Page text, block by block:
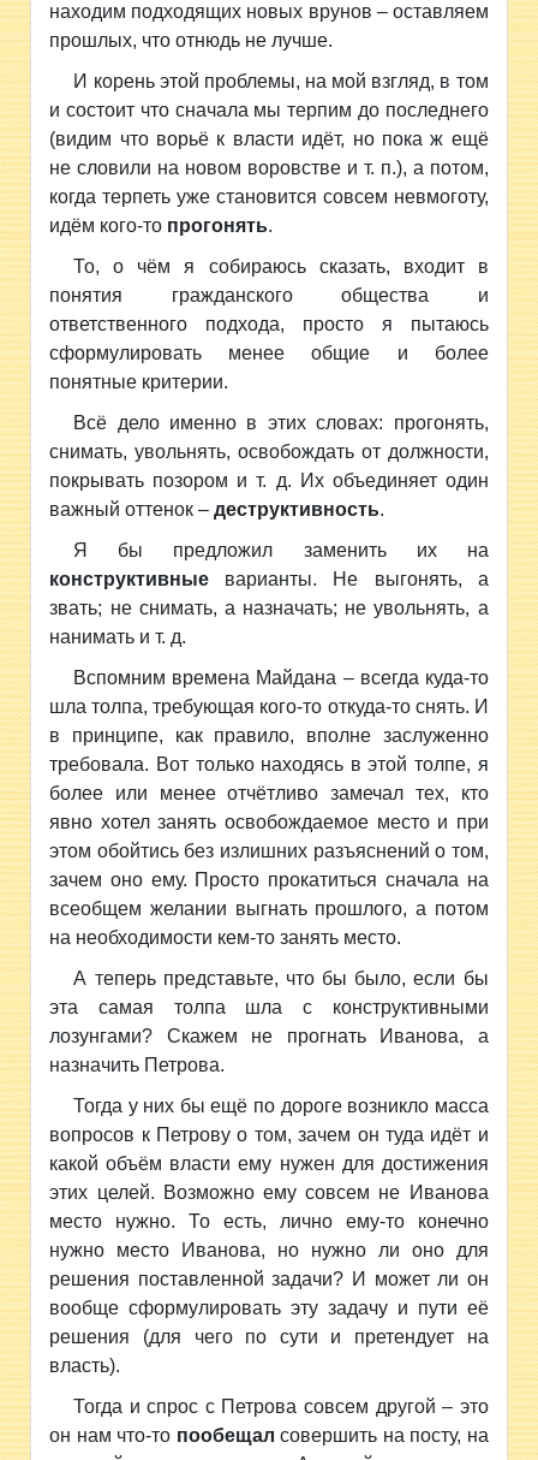
находим подходящих новых врунов – оставляем
прошлых, что отнюдь не лучше.
И корень этой проблемы, на мой взгляд, в том
и состоит что сначала мы терпим до последнего
(видим что ворьё к власти идёт, но пока ж ещё
не словили на новом воровстве и т. п.), а потом,
когда терпеть уже становится совсем невмоготу,
идём кого-то прогонять.
То, о чём я собираюсь сказать, входит в
понятия гражданского общества и
ответственного подхода, просто я пытаюсь
сформулировать менее общие и более
понятные критерии.
Всё дело именно в этих словах: прогонять,
снимать, увольнять, освобождать от должности,
покрывать позором и т. д. Их объединяет один
важный оттенок –деструктивность.
Я бы предложил заменить их на
конструктивные варианты. Не выгонять, а
звать; не снимать, а назначать; не увольнять, а
нанимать и т. д.
Вспомним времена Майдана – всегда куда-то
шла толпа, требующая кого-то откуда-то снять. И
в принципе, как правило, вполне заслуженно
требовала. Вот только находясь в этой толпе, я
более или менее отчётливо замечал тех, кто
явно хотел занять освобождаемое место и при
этом обойтись без излишних разъяснений о том,
зачем оно ему. Просто прокатиться сначала на
всеобщем желании выгнать прошлого, а потом
на необходимости кем-то занять место.
А теперь представьте, что бы было, если бы
эта самая толпа шла с конструктивными
лозунгами? Скажем не прогнать Иванова, а
назначить Петрова.
Тогда у них бы ещё по дороге возникло масса
вопросов к Петрову о том, зачем он туда идёт и
какой объём власти ему нужен для достижения
этих целей. Возможно ему совсем не Иванова
место нужно. То есть, лично ему-то конечно
нужно место Иванова, но нужно ли оно для
решения поставленной задачи? И может ли он
вообще сформулировать эту задачу и пути её
решения (для чего по сути и претендует на
власть).
Тогда и спрос с Петрова совсем другой – это
он нам что-то пообещал совершить на посту, на